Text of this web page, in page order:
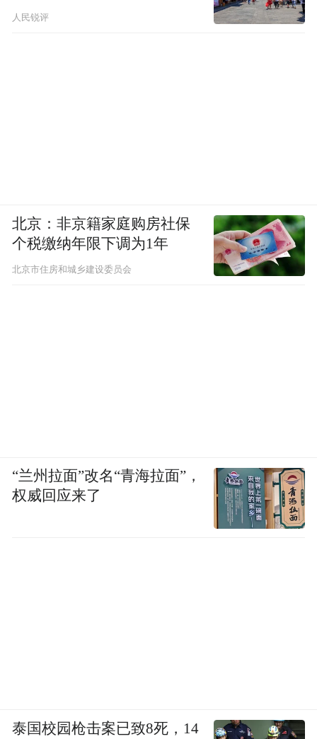
人民锐评
北京：非京籍家庭购房社保
个税缴纳年限下调为1年
北京市住房和城乡建设委员会
“兰州拉面”改名“青海拉面”，
权威回应来了
泰国校园枪击案已致8死，14